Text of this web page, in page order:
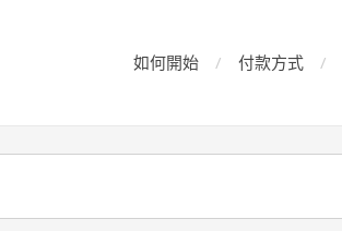
如何開始 付款方式